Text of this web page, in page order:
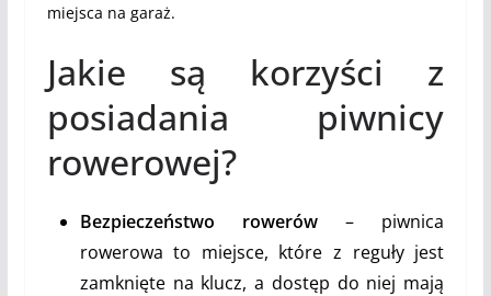
miejsca na garaż.
Jakie są korzyści z
posiadania piwnicy
rowerowej?
Bezpieczeństwo rowerów– piwnica
rowerowa to miejsce, które z reguły jest
zamknięte na klucz, a dostęp do niej mają